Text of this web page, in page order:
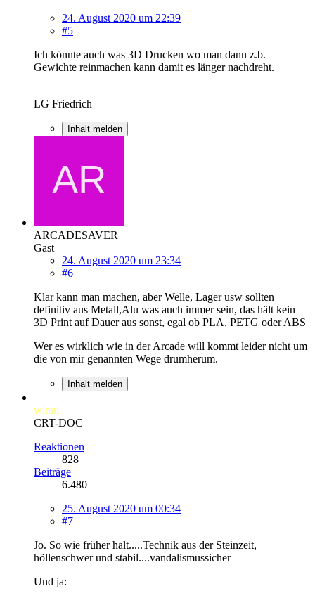
24. August 2020 um 22:39
#5
Ich könnte auch was 3D Drucken wo man dann z.b.
Gewichte reinmachen kann damit es länger nachdreht.
LG Friedrich
Inhalt melden
ARCADESAVER
Gast
24. August 2020 um 23:34
#6
Klar kann man machen, aber Welle, Lager usw sollten
definitiv aus Metall,Alu was auch immer sein, das hält kein
3D Print auf Dauer aus sonst, egal ob PLA, PETG oder ABS
Wer es wirklich wie in der Arcade will kommt leider nicht um
die von mir genannten Wege drumherum.
Inhalt melden
winni
CRT-DOC
Reaktionen
828
Beiträge
6.480
25. August 2020 um 00:34
#7
Jo. So wie früher halt.....Technik aus der Steinzeit,
höllenschwer und stabil....vandalismussicher
Und ja: